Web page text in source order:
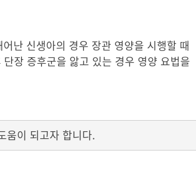
난 신생아의 경우 장관 영양을 시행할 때
장 증후군을 앓고 있는 경우 영양 요법을
움이 되고자 합니다.